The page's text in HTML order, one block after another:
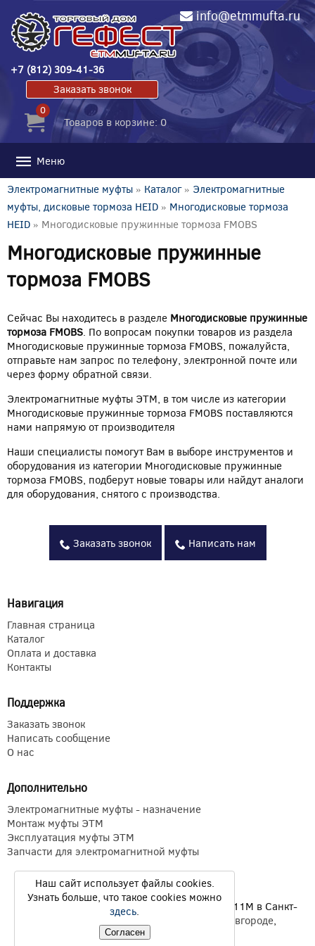
info@etmmufta.ru
+7 (812) 309-41-36
Заказать звонок
0
Товаров в корзине: 0
Меню
Электромагнитные муфты » Каталог» Электромагнитные
муфты, дисковые тормоза HEID » Многодисковые тормоза
HEID » Многодисковые пружинные тормоза FMOBS
Многодисковые пружинные
тормоза FMOBS
Сейчас Вы находитесь в разделе Многодисковые пружинные
тормоза FMOBS . По вопросам покупки товаров из раздела
Многодисковые пружинные тормоза FMOBS, пожалуйста,
отправьте нам запрос по телефону, электронной почте или
через форму обратной связи.
Электромагнитные муфты ЭТМ, в том числе из категории
Многодисковые пружинные тормоза FMOBS поставляются
нами напрямую от производителя
Наши специалисты помогут Вам в выборе инструментов и
оборудования из категории Многодисковые пружинные
тормоза FMOBS, подберут новые товары или найдут аналоги
для оборудования, снятого с производства.
Заказать звонок Написать нам
Навигация
Главная страница
Каталог
Оплата и доставка
Контакты
Поддержка
Заказать звонок
Написать сообщение
О нас
Дополнительно
Электромагнитные муфты - назначение
Монтаж муфты ЭТМ
Эксплуатация муфты ЭТМ
Запчасти для электромагнитной муфты
Электромагнитные муфты ЭТМ Э1ТМ ETM Э11М в Санкт-
Екатеринбурге Нижнем Новгороде,
Новосибирске
Наш сайт использует файлы cookies.
Узнать больше, что такое cookies можно
здесь.
Согласен